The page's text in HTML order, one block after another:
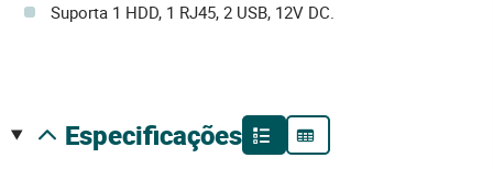
Suporta 1 HDD, 1 RJ45, 2 USB, 12V DC.
especificações